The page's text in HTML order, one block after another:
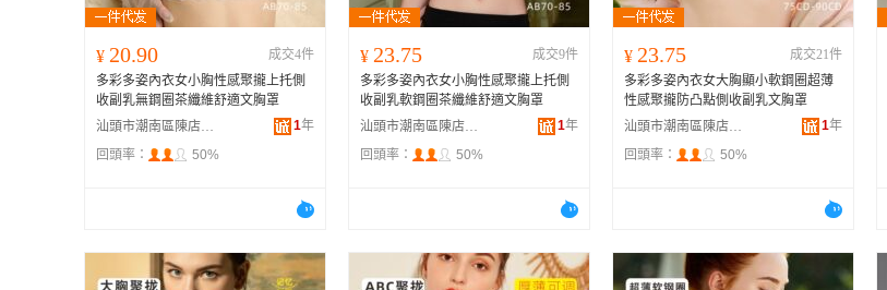
¥ 20.90
成交4件
多彩多姿內衣女小胸性感聚攏上托側
收副乳無鋼圈茶纖維舒適文胸罩
汕頭市潮南區陳店安多百貨商行
1年
回頭率：
50%
¥ 23.75
成交9件
多彩多姿內衣女小胸性感聚攏上托側
收副乳軟鋼圈茶纖維舒適文胸罩
汕頭市潮南區陳店安多百貨商行
1年
回頭率：
50%
¥ 23.75
成交21件
多彩多姿內衣女大胸顯小軟鋼圈超薄
性感聚攏防凸點側收副乳文胸罩
汕頭市潮南區陳店安多百貨商行
1年
回頭率：
50%